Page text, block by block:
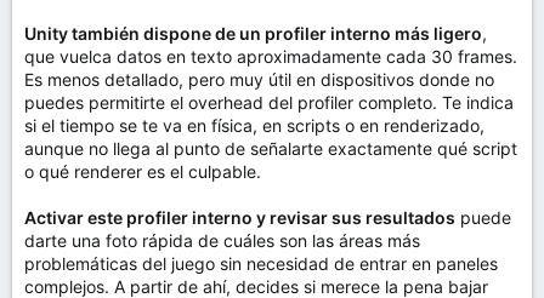
Unity también dispone de un profiler interno más ligero,
que vuelca datos en texto aproximadamente cada 30 frames.
Es menos detallado, pero muy útil en dispositivos donde no
puedes permitirte el overhead del profiler completo. Te indica
si el tiempo se te va en física, en scripts o en renderizado,
aunque no llega al punto de señalarte exactamente qué script
o qué renderer es el culpable.
Activar este profiler interno y revisar sus resultados puede
darte una foto rápida de cuáles son las áreas más
problemáticas del juego sin necesidad de entrar en paneles
complejos. A partir de ahí, decides si merece la pena bajar